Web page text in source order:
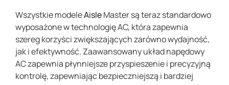
Wszystkie modeleAisleMaster są teraz standardowo
wyposażone w technologię AC, która zapewnia
szereg korzyści zwiększających zarówno wydajność,
jak i efektywność. Zaawansowany układ napędowy
AC zapewnia płynniejsze przyspieszenie i precyzyjną
kontrolę, zapewniając bezpieczniejszą i bardziej